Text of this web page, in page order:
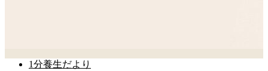
1分養生だより